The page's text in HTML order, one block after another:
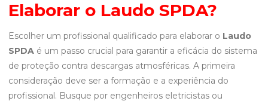
Elaborar o Laudo SPDA?
Escolher um profissional qualificado para elaborar o Laudo
SPDA é um passo crucial para garantir a eficácia do sistema
de proteção contra descargas atmosféricas. A primeira
consideração deve ser a formação e a experiência do
profissional. Busque por engenheiros eletricistas ou